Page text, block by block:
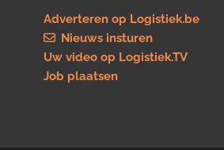
Adverteren op Logistiek.be
Nieuws insturen
Uw video op Logistiek.TV
Job plaatsen